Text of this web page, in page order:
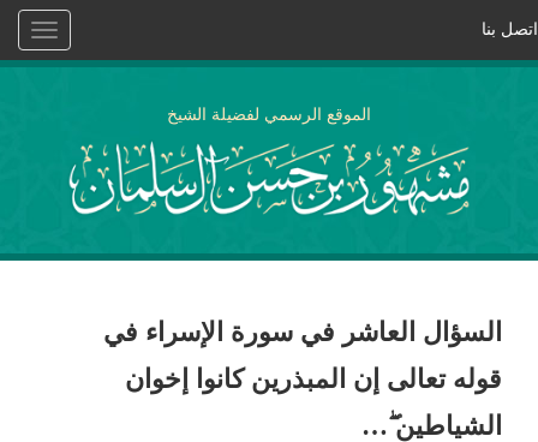
Toggle
اتصل بنا
الموقع الرسمي لفضيلة الشيخ
السؤال العاشر في سورة الإسراء في
قوله تعالى إن المبذرين كانوا إخوان
الشياطين ۖ…